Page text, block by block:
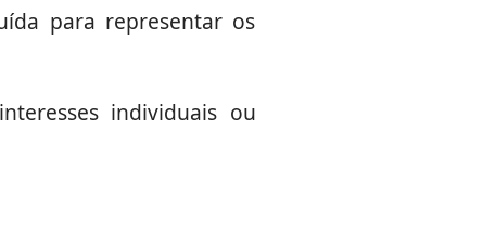
para representar os
individuais ou